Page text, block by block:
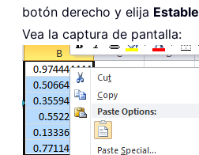
botón derecho y elija
Vea la captura de pantalla: